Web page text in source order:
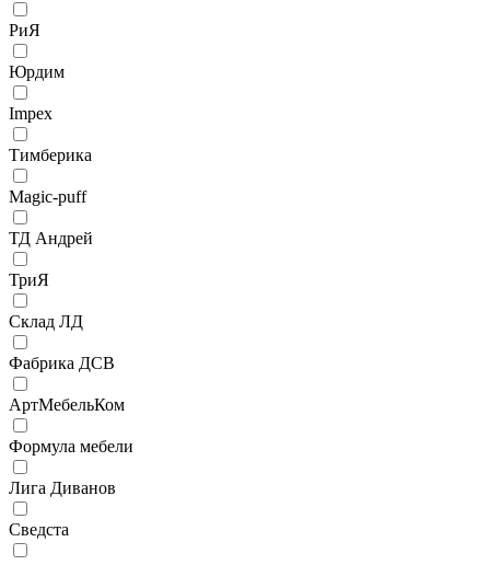
РиЯ
Юрдим
Impex
Тимберика
Magic-puff
ТД Андрей
ТриЯ
Склад ЛД
Фабрика ДСВ
АртМебельКом
Формула мебели
Лига Диванов
Сведста